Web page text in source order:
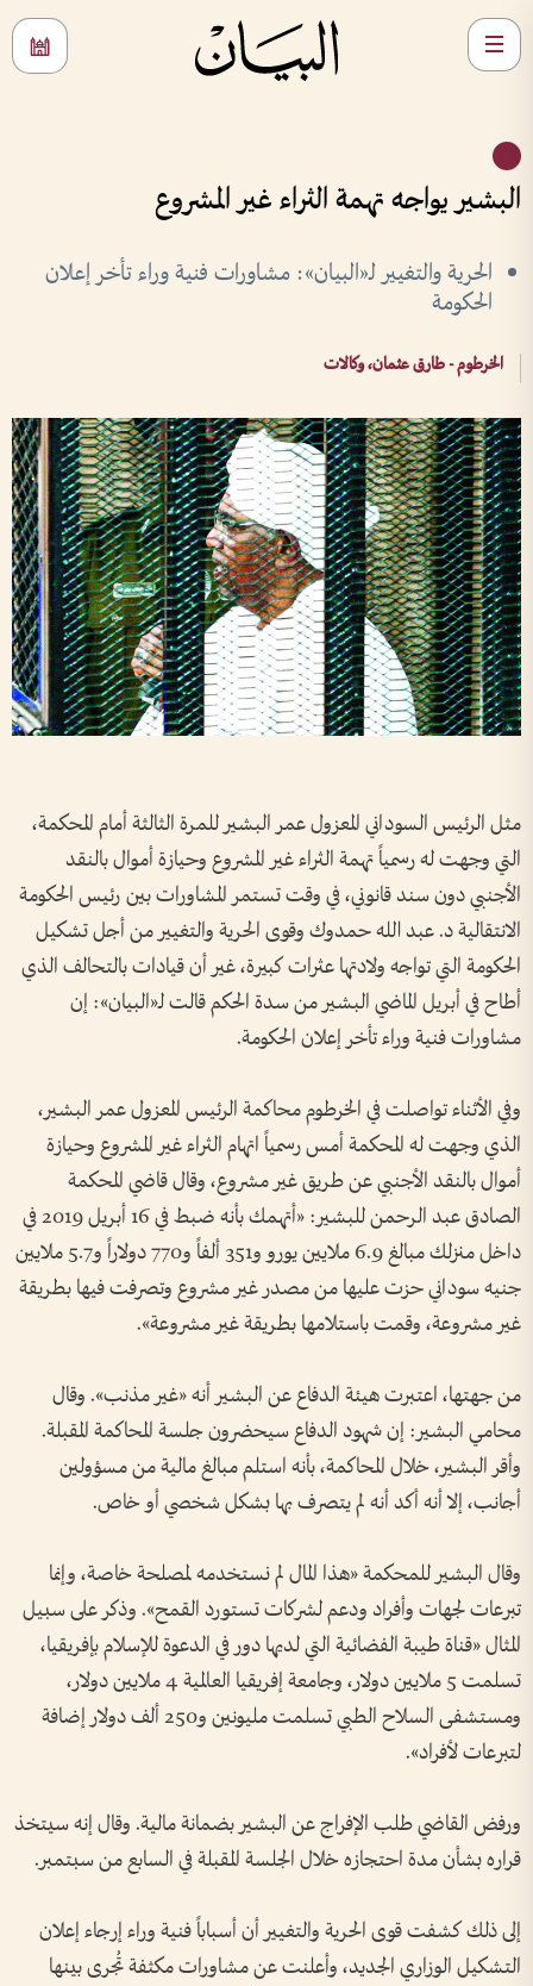
البشير يواجه تهمة الثراء غير المشروع
الحرية والتغيير لـ«البيان»: مشاورات فنية وراء تأخر إعلان
الحكومة
الخرطوم - طارق عثمان، وكالات
مثل الرئيس السوداني المعزول عمر البشير للمرة الثالثة أمام المحكمة،
التي وجهت له رسمياً تهمة الثراء غير المشروع وحيازة أموال بالنقد
الأجنبي دون سند قانوني، في وقت تستمر المشاورات بين رئيس الحكومة
الانتقالية د. عبد الله حمدوك وقوى الحرية والتغيير من أجل تشكيل
الحكومة التي تواجه ولادتها عثرات كبيرة، غير أن قيادات بالتحالف الذي
أطاح في أبريل الماضي البشير من سدة الحكم قالت لـ«البيان»: إن
مشاورات فنية وراء تأخر إعلان الحكومة.
وفي الأثناء تواصلت في الخرطوم محاكمة الرئيس المعزول عمر البشير،
الذي وجهت له المحكمة أمس رسمياً اتهام الثراء غير المشروع وحيازة
أموال بالنقد الأجنبي عن طريق غير مشروع، وقال قاضي المحكمة
الصادق عبد الرحمن للبشير: «أتهمك بأنه ضبط في 16 أبريل 2019 في
داخل منزلك مبالغ 6.9 ملايين يورو و351 ألفاً و770 دولاراً و5.7 ملايين
جنيه سوداني حزت عليها من مصدر غير مشروع وتصرفت فيها بطريقة
غير مشروعة، وقمت باستلامها بطريقة غير مشروعة».
من جهتها، اعتبرت هيئة الدفاع عن البشير أنه «غير مذنب». وقال
محامي البشير: إن شهود الدفاع سيحضرون جلسة المحاكمة المقبلة.
وأقر البشير، خلال المحاكمة، بأنه استلم مبالغ مالية من مسؤولين
أجانب، إلا أنه أكد أنه لم يتصرف بها بشكل شخصي أو خاص.
وقال البشير للمحكمة «هذا المال لم نستخدمه لمصلحة خاصة، وإنما
تبرعات لجهات وأفراد ودعم لشركات تستورد القمح». وذكر على سبيل
المثال «قناة طيبة الفضائية التي لديها دور في الدعوة للإسلام بإفريقيا،
تسلمت 5 ملايين دولار، وجامعة إفريقيا العالمية 4 ملايين دولار،
ومستشفى السلاح الطبي تسلمت مليونين و250 ألف دولار إضافة
لتبرعات لأفراد».
ورفض القاضي طلب الإفراج عن البشير بضمانة مالية. وقال إنه سيتخذ
قراره بشأن مدة احتجازه خلال الجلسة المقبلة في السابع من سبتمبر.
إلى ذلك كشفت قوى الحرية والتغيير أن أسباباً فنية وراء إرجاء إعلان
التشكيل الوزاري الجديد، وأعلنت عن مشاورات مكثفة تُجرى بينها